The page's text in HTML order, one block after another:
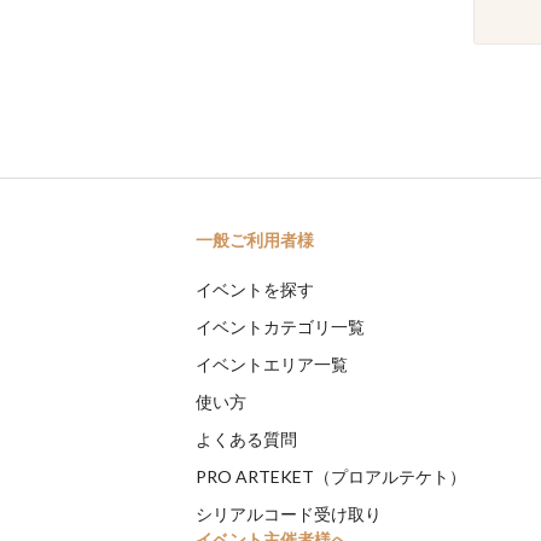
一般ご利用者様
イベントを探す
イベントカテゴリ一覧
イベントエリア一覧
使い方
よくある質問
PRO ARTEKET（プロアルテケト）
シリアルコード受け取り